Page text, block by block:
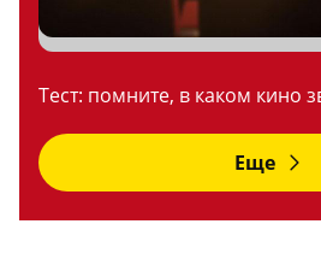
Тест: помните, в каком кино
Еще